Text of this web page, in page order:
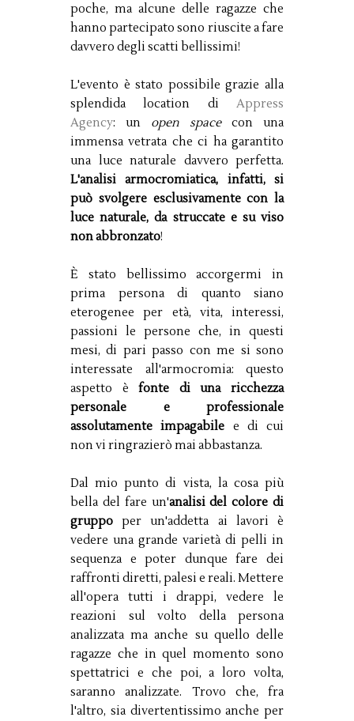
poche, ma alcune delle ragazze che
hanno partecipato sono riuscite a fare
davvero degli scatti bellissimi!
L'evento è stato possibile grazie alla
splendida location di Appress
Agency: un open spacecon una
immensa vetrata che ci ha garantito
una luce naturale davvero perfetta.
L'analisi armocromiatica, infatti, si
può svolgere esclusivamente con la
luce naturale, da struccate e su viso
non abbronzato!
È stato bellissimo accorgermi in
prima persona di quanto siano
eterogenee per età, vita, interessi,
passioni le persone che, in questi
mesi, di pari passo con me si sono
interessate all'armocromia: questo
aspetto èfonte di una ricchezza
personale e professionale
assolutamente impagabile e di cui
non vi ringrazierò mai abbastanza.
Dal mio punto di vista, la cosa più
bella del fare un'analisi del colore di
gruppo per un'addetta ai lavori è
vedere una grande varietà di pelli in
sequenza e poter dunque fare dei
raffronti diretti, palesi e reali. Mettere
all'opera tutti i drappi, vedere le
reazioni sul volto della persona
analizzata ma anche su quello delle
ragazze che in quel momento sono
spettatrici e che poi, a loro volta,
saranno analizzate. Trovo che, fra
l'altro, sia divertentissimo anche per